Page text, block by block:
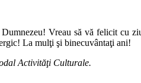
Vreau să vă felicit cu
La mulţi şi binecuvântaţi ani!
Activităţi Culturale.